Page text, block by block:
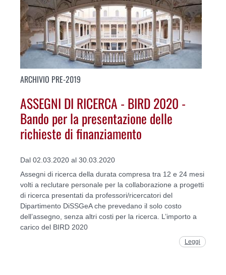
ARCHIVIO PRE-2019
ASSEGNI DI RICERCA - BIRD 2020 -
Bando per la presentazione delle
richieste di finanziamento
Dal 02.03.2020 al 30.03.2020
Assegni di ricerca della durata compresa tra 12 e 24 mesi
volti a reclutare personale per la collaborazione a progetti
di ricerca presentati da professori/ricercatori del
Dipartimento DiSSGeA che prevedano il solo costo
dell’assegno, senza altri costi per la ricerca. L’importo a
carico del BIRD 2020
Leggi